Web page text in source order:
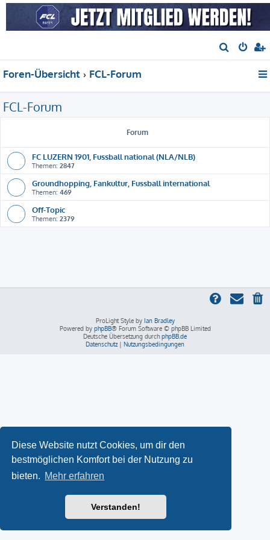
Diese Website nutzt Cookies, um dir den
bestmöglichen Komfort bei der Nutzung zu
bieten. Mehr erfahren
Verstanden!
u
h
Foren-Übersicht FCL-Forum
FCL-Forum
Forum
FC LUZERN 1901, Fussball national (NLA/NLB)
Themen: 2847
Groundhopping, Fankultur, Fussball international
Themen: 469
Off-Topic
Themen: 2379
ProLight Style by Ian Bradley
Powered by phpBB® Forum Software © phpBB Limited
Deutsche Übersetzung durch phpBB.de
Datenschutz | Nutzungsbedingungen